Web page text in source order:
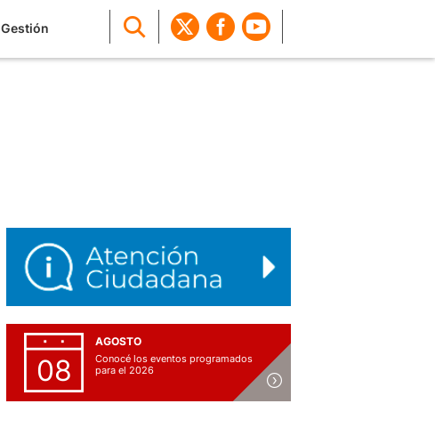
Gestión
08
AGOSTO
Conocé los eventos programados
para el 2026